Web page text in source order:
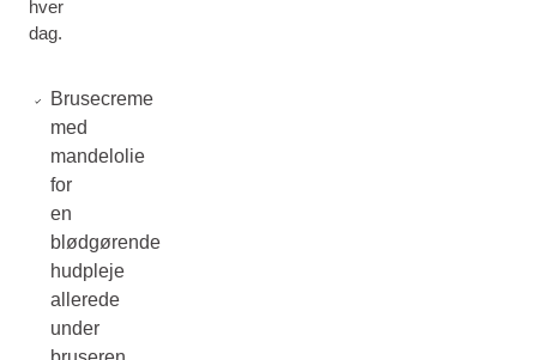
hver
dag.
Brusecreme
med
mandelolie
for
en
blødgørende
hudpleje
allerede
under